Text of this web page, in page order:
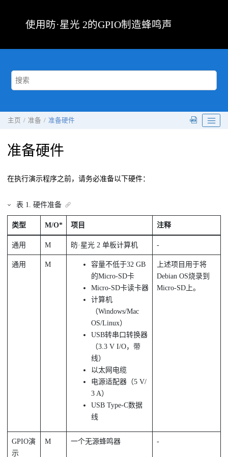
使用 昉·星光 2的GPIO制造蜂鸣声
主页 准备 准备硬件
准备硬件
在执行演示程序之前，请务必准备以下硬件：
表 1. 硬件准备
类型 M/O* 项目 注释
通用 M 昉·星光 2 单板计算机 -
通用 M
容量不低于32 GB
的Micro-SD卡
Micro-SD卡读卡器
计算机
（Windows/Mac
OS/Linux）
USB转串口转换器
（3.3 V I/O，带
线）
以太网电缆
电源适配器（5 V/
3 A）
USB Type-C数据
线
上述项目用于将
Debian OS烧录到
Micro-SD上。
GPIO演
示
M 一个无源蜂鸣器 -